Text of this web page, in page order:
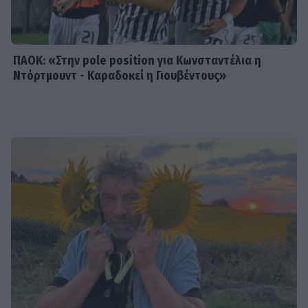
ΠΑΟΚ: «Στην pole position για Κωνσταντέλια η
Ντόρτμουντ - Καραδοκεί η Γιουβέντους»